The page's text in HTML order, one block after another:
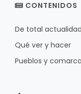
CONTENIDOS
De total actualidad
Qué ver y hacer
Pueblos y comarca